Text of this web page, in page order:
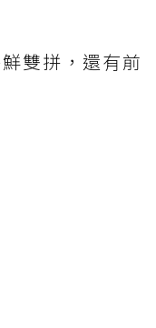
雙拼，還有前